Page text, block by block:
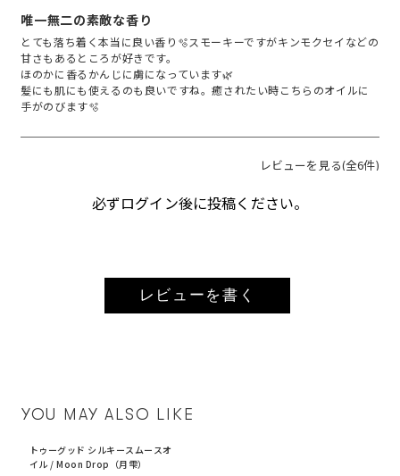
唯一無二の素敵な香り
とても落ち着く本当に良い香り🫧スモーキーですがキンモクセイなどの
甘さもあるところが好きです。
ほのかに香るかんじに虜になっています🌿
髪にも肌にも使えるのも良いですね。癒されたい時こちらのオイルに
手がのびます🫧
レビューを見る(全6件)
必ずログイン後に投稿ください。
レビューを書く
YOU MAY ALSO LIKE
トゥーグッド シルキースムースオ
イル / Moon Drop（月雫）